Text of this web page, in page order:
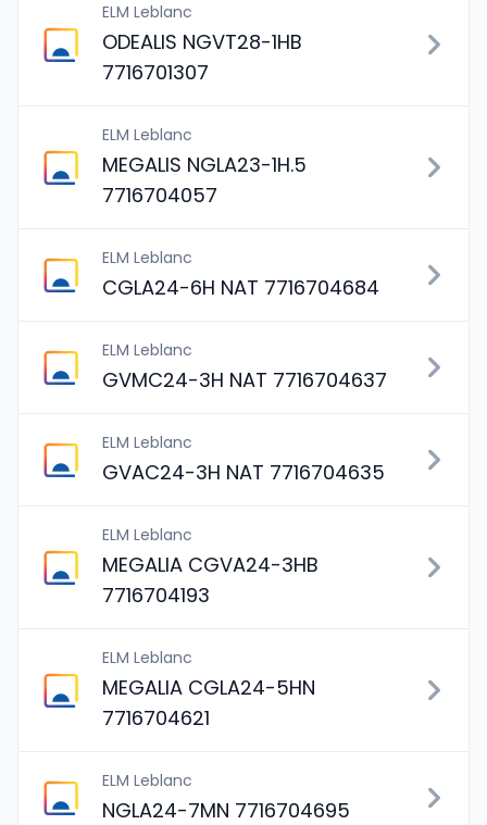
ELM Leblanc
ODEALIS NGVT28-1HB
7716701307
ELM Leblanc
MEGALIS NGLA23-1H.5
7716704057
ELM Leblanc
CGLA24-6H NAT 7716704684
ELM Leblanc
GVMC24-3H NAT 7716704637
ELM Leblanc
GVAC24-3H NAT 7716704635
ELM Leblanc
MEGALIA CGVA24-3HB
7716704193
ELM Leblanc
MEGALIA CGLA24-5HN
7716704621
ELM Leblanc
NGLA24-7MN 7716704695